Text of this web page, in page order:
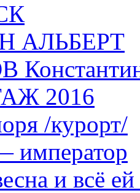
АЛЬБЕРТ
2016
/курорт/
император
и всё